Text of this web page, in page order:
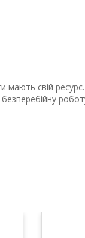
мають свій